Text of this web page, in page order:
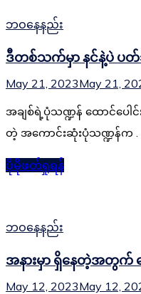
ဘဝနေနည်း
ဒီတစ်သက်မှာ နင်နဲ့ပဲ
May 21, 2023May 21,
အချစ်ရဲ့ပုံသဏ္ဍန် ထောင်ပေါ
တဲ့ အကောင်းဆုံးပုံသဏ္ဍန်က .
ပိုမိုဖတ်ရှုရန်
ဘဝနေနည်း
အနားမှာ ရှိနေတဲ့အတွက်
May 12, 2023May 12,